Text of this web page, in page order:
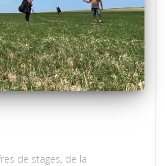
de stages, de la